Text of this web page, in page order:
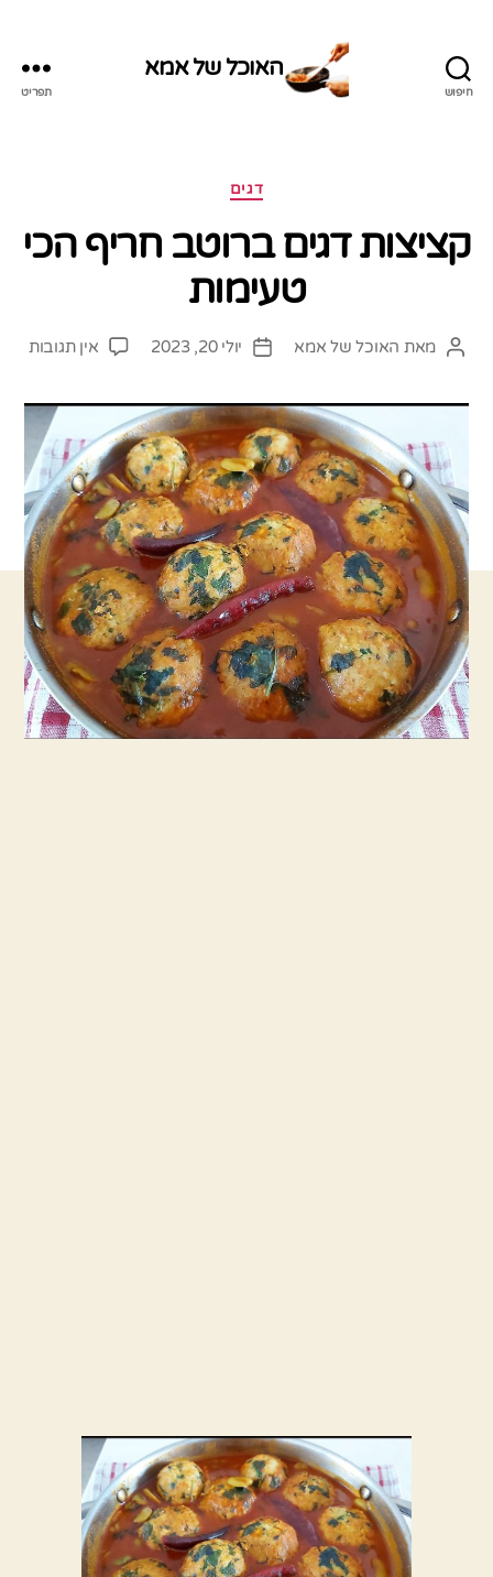
חיפוש
האוכל של אמא
תפריט
קטגוריותדגים
קציצות דגים ברוטב חריף הכי
טעימות
המחבר
מאת האוכל של אמא
תאריך
יולי 20, 2023 אין תגובות